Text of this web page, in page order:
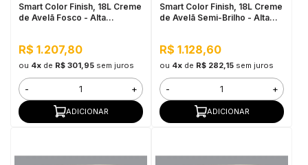
Smart Color Finish, 18L Creme
de Avelã Fosco - Alta
R$ 1.207,80
ou 4xde R$ 301,95 sem juros
- +
ADICIONAR
Smart Color Finish, 18L Creme
de Avelã Semi-Brilho - Alta
R$ 1.128,60
ou 4xde R$ 282,15 sem juros
- +
ADICIONAR